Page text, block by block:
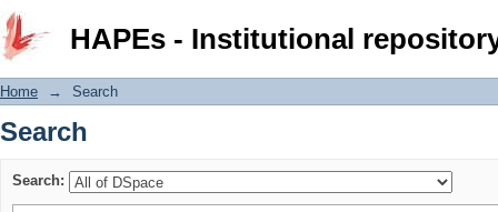
HAPEs - Institutional
Search
Home → Search
Search
Search: